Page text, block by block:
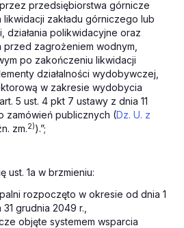
przez przedsiębiorstwa górnicze
likwidacji zakładu górniczego lub
działania polikwidacyjne oraz
zagrożeniem wodnym,
po zakończeniu likwidacji
działalności wydobywczej,
w zakresie wydobycia
5 ust. 4 pkt 7 ustawy z dnia 11
zamówień publicznych (Dz. U. z
zm.2)).”;
ust. 1a w brzmieniu:
rozpoczęto w okresie od dnia 1
grudnia 2049 r.,
objęte systemem wsparcia